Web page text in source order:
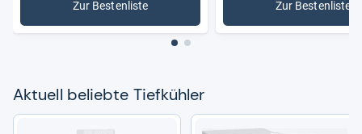
Zur Bestenliste
: Tiefkühler Zur Bestenliste
:
Aktu­ell beliebte Tief­küh­ler